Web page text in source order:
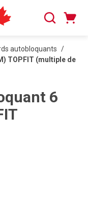
Recherche
autobloquants /
TOPFIT (multiple de
6